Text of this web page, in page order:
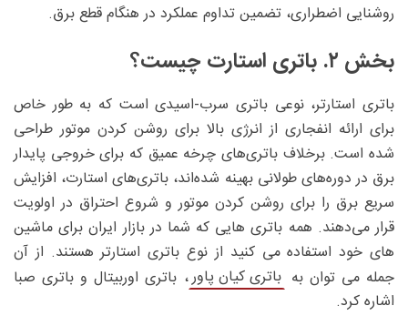
روشنایی اضطراری، تضمین تداوم عملکرد در هنگام قطع برق.
بخش ۲. باتری استارت چیست؟
باتری استارتر، نوعی باتری سرب-اسیدی است که به طور خاص
برای ارائه انفجاری از انرژی بالا برای روشن کردن موتور طراحی
شده است. برخلاف باتری‌های چرخه عمیق که برای خروجی پایدار
برق در دوره‌های طولانی بهینه شده‌اند، باتری‌های استارت، افزایش
سریع برق را برای روشن کردن موتور و شروع احتراق در اولویت
قرار می‌دهند. همه باتری هایی که شما در بازار ایران برای ماشین
های خود استفاده می کنید از نوع باتری استارتر هستند. از آن
جمله می توان به باتری کیان پاور، باتری اوربیتال و باتری صبا
اشاره کرد.